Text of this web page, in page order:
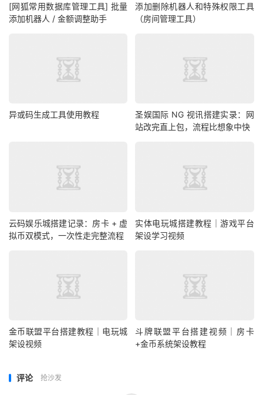
[网狐常用数据库管理工具] 批量
添加机器人 / 金额调整助手
添加删除机器人和特殊权限工具
（房间管理工具）
异或码生成工具使用教程
圣娱国际 NG 视讯搭建实录：网
站改完直上包，流程比想象中快
云码娱乐城搭建记录：房卡 + 虚
拟币双模式，一次性走完整流程
实体电玩城搭建教程｜游戏平台
架设学习视频
金币联盟平台搭建教程｜电玩城
架设视频
斗牌联盟平台搭建视频｜房卡
+金币系统架设教程
评论 抢沙发